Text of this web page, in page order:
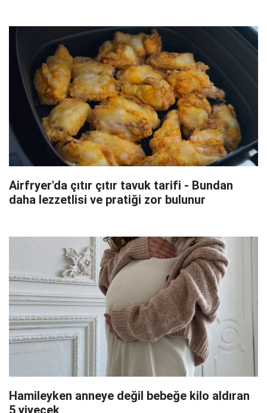
Airfryer'da çıtır çıtır tavuk tarifi - Bundan
daha lezzetlisi ve pratiği zor bulunur
Hamileyken anneye değil bebeğe kilo aldıran